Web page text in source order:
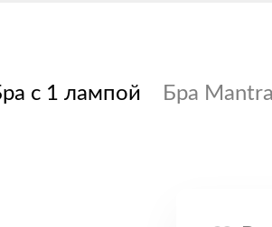
с 1 лампой Бра